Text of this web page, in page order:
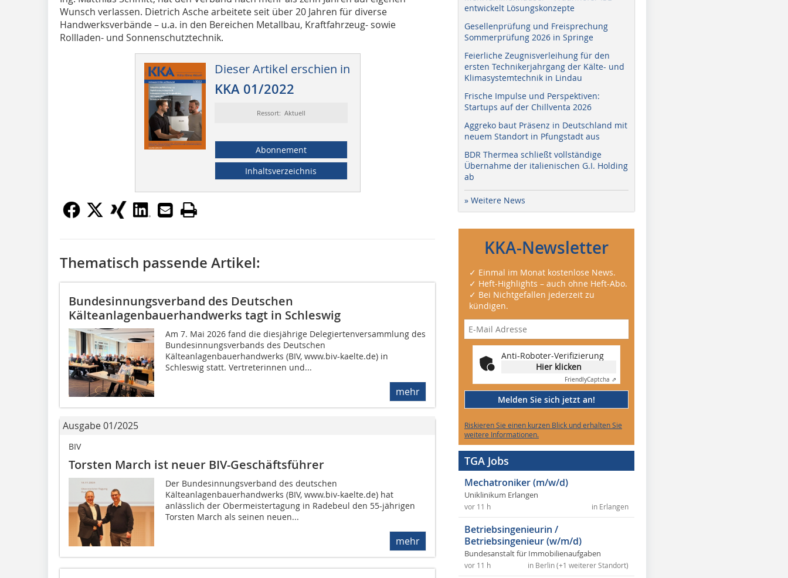
Wunsch verlassen. Dietrich Asche arbeitete seit über 20 Jahren für diverse
Handwerksverbände – u.a. in den Bereichen Metallbau, Kraftfahrzeug- sowie
Rollladen- und Sonnenschutztechnik.
Dieser Artikel erschien in
KKA 01/2022
Ressort: Aktuell
Abonnement
Inhaltsverzeichnis
Thematisch passende Artikel:
Bundesinnungsverband des Deutschen
Kälteanlagenbauerhandwerks tagt in Schleswig
Am 7. Mai 2026 fand die diesjährige Delegiertenversammlung des
Bundesinnungsverbands des Deutschen
Kälteanlagenbauerhandwerks (BIV, www.biv-kaelte.de) in
Schleswig statt. Vertreterinnen und...
mehr
Ausgabe 01/2025
BIV
Torsten March ist neuer BIV-Geschäftsführer
Der Bundesinnungsverband des deutschen
Kälteanlagenbauerhandwerks (BIV, www.biv-kaelte.de) hat
anlässlich der Obermeistertagung in Radebeul den 55-jährigen
Torsten March als seinen neuen...
mehr
entwickelt Lösungskonzepte
Gesellenprüfung und Freisprechung
Sommerprüfung 2026 in Springe
Feierliche Zeugnisverleihung für den
ersten Technikerjahrgang der Kälte- und
Klimasystemtechnik in Lindau
Frische Impulse und Perspektiven:
Startups auf der Chillventa 2026
Aggreko baut Präsenz in Deutschland mit
neuem Standort in Pfungstadt aus
BDR Thermea schließt vollständige
Übernahme der italienischen G.I. Holding
ab
» Weitere News
KKA-Newsletter
✓ Einmal im Monat kostenlose News.
✓ Heft-Highlights – auch ohne Heft-Abo.
✓ Bei Nichtgefallen jederzeit zu
kündigen.
Anti-Roboter-Verifizierung
Hier klicken
FriendlyCaptcha ⇗
Melden Sie sich jetzt an!
Riskieren Sie einen kurzen Blick und erhalten Sie
weitere Informationen.
TGA Jobs
Mechatroniker (m/w/d)
Uniklinikum Erlangen
in Erlangen
vor 11 h
Betriebsingenieurin /
Betriebsingenieur (w/m/d)
Bundesanstalt für Immobilienaufgaben
in Berlin (+1 weiterer Standort)
vor 11 h